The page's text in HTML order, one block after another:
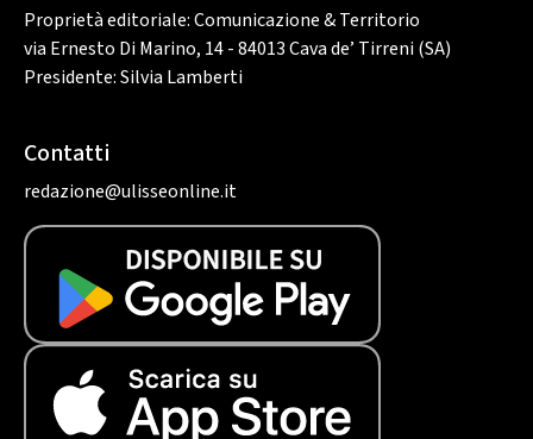
Proprietà editoriale: Comunicazione & Territorio
via Ernesto Di Marino, 14 - 84013 Cava de’ Tirreni (SA)
Presidente: Silvia Lamberti
Contatti
redazione@ulisseonline.it